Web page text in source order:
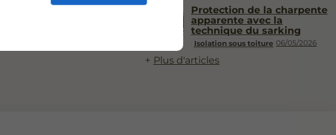
Isolation sous toiture 06/05/2026
Protection de la charpente
apparente avec la
technique du sarking
Plus d'articles